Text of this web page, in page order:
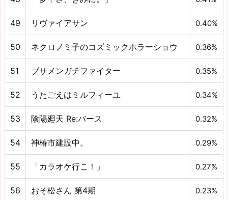
49 リヴァイアサン 0.40%
50 ネクロノミ子のコズミックホラーショウ 0.36%
51 ブサメンガチファイター 0.35%
52 うたごえはミルフィーユ 0.34%
53 陰陽廻天 Re:バース 0.32%
54 神椿市建設中。 0.29%
55 「カラオケ行こ！」 0.27%
56 おそ松さん 第4期 0.23%